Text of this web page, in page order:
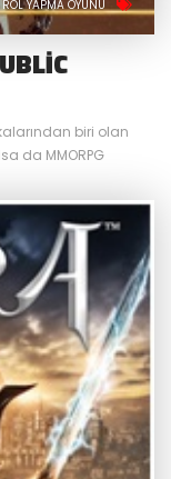
ROL YAPMA OYUNU
biri olan
da MMORPG
yapan oyun,
adına ücretsiz
Hala...